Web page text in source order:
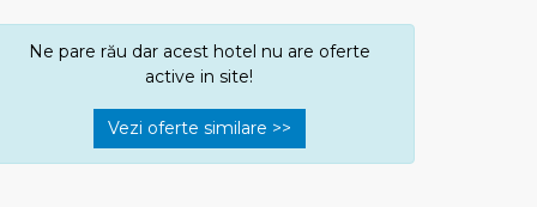
Ne pare rău dar acest hotel nu are oferte
active in site!
Vezi oferte similare >>